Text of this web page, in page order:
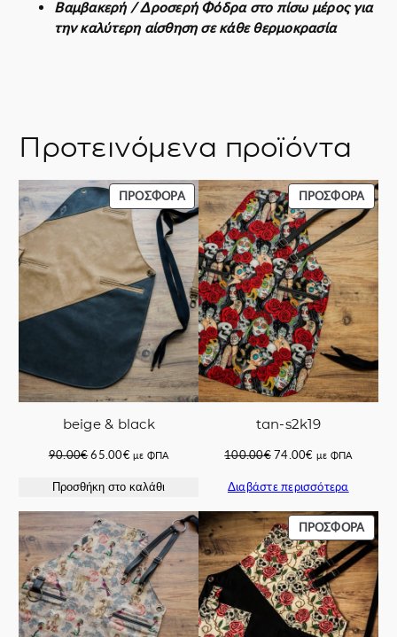
ό
Βαμβακερή / Δροσερή Φόδρα στο πίσω μέρος για
την καλύτερη αίσθηση σε κάθε θερμοκρασία
Προτεινόμενα προϊόντα
ΠΡΟΣΦΟΡΆΠΡΟΪΌΝ
ΣΕ
ΠΡΟΣΦΟΡΆ
beige & black
90.00€Original
was:
65.00€Η
τιμή
65.00€.
με ΦΠΑ
Προσθήκη στο καλάθι
ΠΡΟΣΦΟΡΆ
ΣΕ
tan-s2k19
100.00€Original
was:
74.00€ Η
τιμή
74.00€.
με ΦΠΑ
Διαβάστε περισσότερα
ΠΡΟΣΦΟΡΆ
ΣΕ